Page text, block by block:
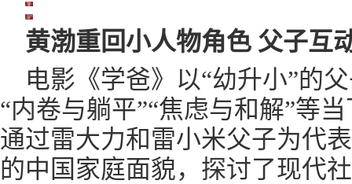
黄渤重回小人物角色 父子互
电影《学爸》以“幼升小”的
“内卷与躺平”“焦虑与和解”等
通过雷大力和雷小米父子为代
的中国家庭面貌，探讨了现代